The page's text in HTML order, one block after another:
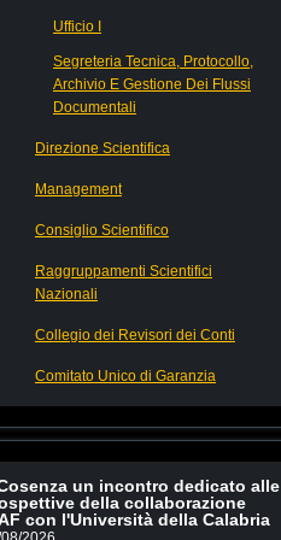
Ufficio I
Segreteria Tecnica, Protocollo,
Archivio E Gestione Dei Flussi
Documentali
Direzione Scientifica
Management
Consiglio Scientifico
Raggruppamenti Scientifici
Nazionali
Collegio dei Revisori dei Conti
Comitato Unico di Garanzia
un incontro dedicato alle
della collaborazione
con l'Università della Calabria